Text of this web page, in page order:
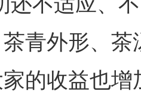
青外形、
的收益也增